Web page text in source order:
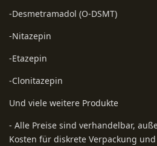
-Desmetramadol (O-DSMT)
-Nitazepin
-Etazepin
-Clonitazepin
Und viele weitere Produkte
- Alle Preise sind verhandelbar,
Kosten für diskrete Verpackung